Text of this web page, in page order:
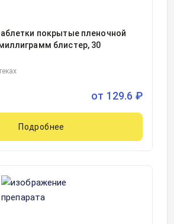
покрытые пленочной
блистер, 30
от 129.6 ₽
Подробнее